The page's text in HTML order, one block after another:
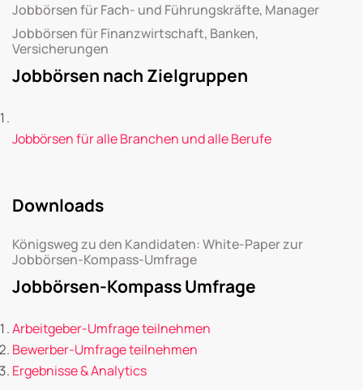
Jobbörsen für Fach- und Führungskräfte, Manager
Jobbörsen für Finanzwirtschaft, Banken,
Versicherungen
Jobbörsen nach Zielgruppen
Jobbörsen für alle Branchen und alle Berufe
Downloads
Königsweg zu den Kandidaten: White-Paper zur
Jobbörsen-Kompass-Umfrage
Jobbörsen-Kompass Umfrage
Arbeitgeber-Umfrage teilnehmen
Bewerber-Umfrage teilnehmen
Ergebnisse & Analytics